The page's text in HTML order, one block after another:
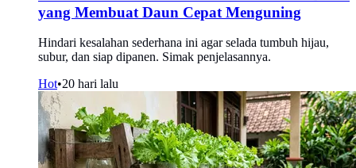
yang Membuat Daun Cepat Menguning
Hindari kesalahan sederhana ini agar selada tumbuh hijau,
subur, dan siap dipanen. Simak penjelasannya.
Hot•20 hari lalu